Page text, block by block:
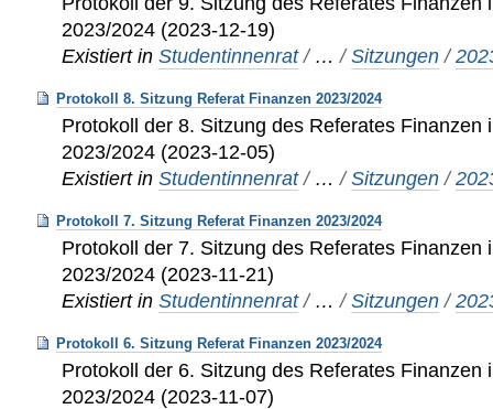
2023/2024 (2023-12-19)
Existiert in Studentinnenrat / …/Sitzungen /
Protokoll 8. Sitzung Referat Finanzen 2023/2024
Protokoll der 8. Sitzung des Referates Finanzen
2023/2024 (2023-12-05)
Existiert in Studentinnenrat / …/Sitzungen /
Protokoll 7. Sitzung Referat Finanzen 2023/2024
Protokoll der 7. Sitzung des Referates Finanzen
2023/2024 (2023-11-21)
Existiert in Studentinnenrat / …/Sitzungen /
Protokoll 6. Sitzung Referat Finanzen 2023/2024
Protokoll der 6. Sitzung des Referates Finanzen
2023/2024 (2023-11-07)